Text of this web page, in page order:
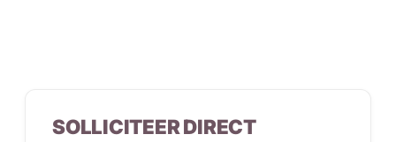
SOLLICITEER DIRECT